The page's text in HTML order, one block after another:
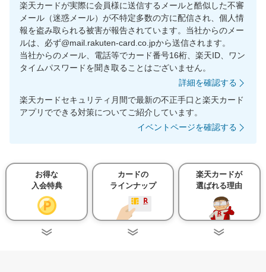
楽天カードが実際に会員様に送信するメールと酷似した不審
メール（迷惑メール）が不特定多数の方に配信され、個人情
報を盗み取られる被害が報告されています。当社からのメー
ルは、必ず@mail.rakuten-card.co.jpから送信されます。
当社からのメール、電話等でカード番号16桁、楽天ID、ワン
タイムパスワードを聞き取ることはございません。
詳細を確認する
楽天カードセキュリティ月間で最新の不正手口と楽天カード
アプリでできる対策についてご紹介しています。
イベントページを確認する
お得な
入会特典
カードの
ラインナップ
楽天カードが
選ばれる理由